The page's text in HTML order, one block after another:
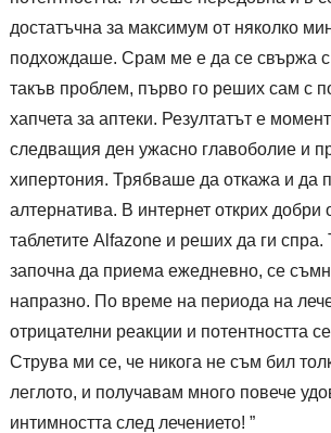
достатъчна за максимум от няколко
подхождаше. Срам ме е да се свържа с
такъв проблем, първо го реших сам с
хапчета за аптеки. Резултатът е
следващия ден ужасно главоболие и
хипертония. Трябваше да откажа и да
алтернатива. В интернет открих добри
таблетите Alfazone и реших да ги спра.
започна да приема ежедневно, се
напразно. По време на периода на
отрицателни реакции и потентността
Струва ми се, че никога не съм бил
леглото, и получавам много повече
интимността след лечението! ”